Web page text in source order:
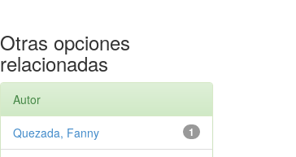
Otras opciones
relacionadas
Autor
1
Quezada, Fanny